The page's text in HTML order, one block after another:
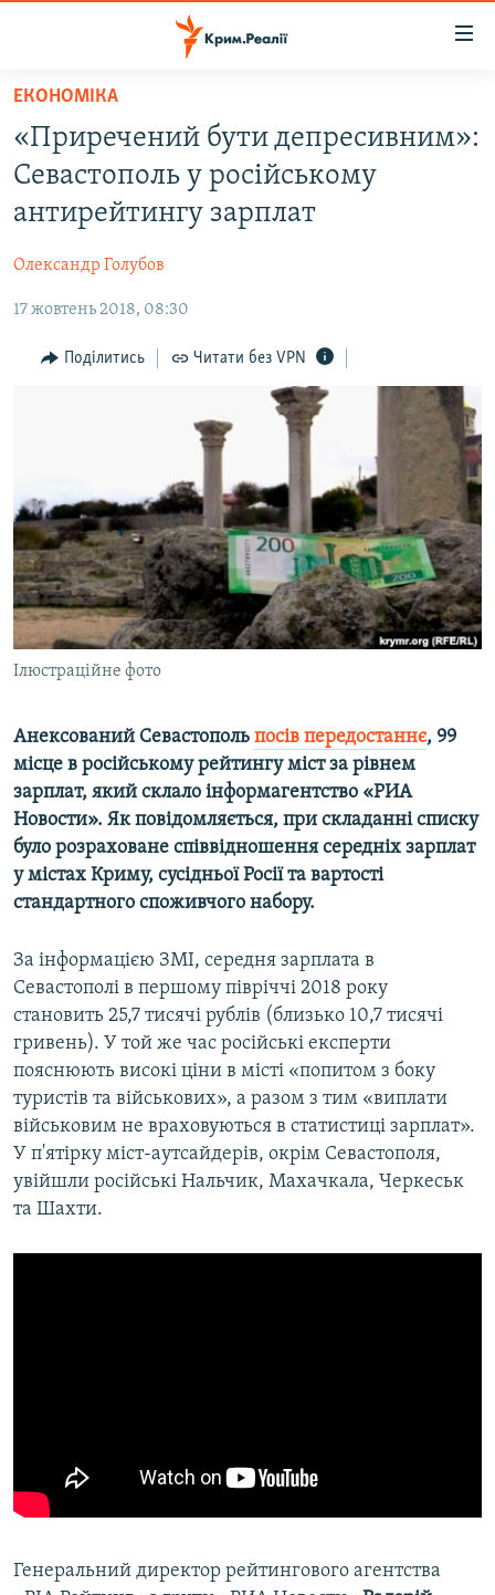
Перейти
основного
матеріалу
до
основної
Перейти
пошуку
ВОДА.КРИМ
ВІДЕО ТА ФОТО
БЛОГИ
ПОГЛЯД
ІНТЕРВ'Ю
ВІДЕОУРОКИ «ELIFBE»
СВІДЧЕННЯ ОКУПАЦІЇ
УКРАЇНСЬКА ПРОБЛЕМА КРИМУ
ІНФОГРАФІКА
ЯК ОБІЙТИ БЛОКУВАННЯ
Русский
Qırımtatar
ДОЛУЧАЙСЯ!
Усі сайти RFE/RL
ЕКОНОМІКА
«Приречений бути депресивним»:
Севастополь у російському
антирейтингу зарплат
Олександр Голубов
17 жовтень 2018, 08:30
Поділитись Читати без VPN
Ілюстраційне фото
Анексований Севастополь посів передостаннє, 99
місце в російському рейтингу міст за рівнем
зарплат, який склало інформагентство «РИА
Новости». Як повідомляється, при складанні списку
було розраховане співвідношення середніх зарплат
у містах Криму, сусідньої Росії та вартості
стандартного споживчого набору.
За інформацією ЗМІ, середня зарплата в
Севастополі в першому півріччі 2018 року
становить 25,7 тисячі рублів (близько 10,7 тисячі
гривень). У той же час російські експерти
пояснюють високі ціни в місті «попитом з боку
туристів та військових», а разом з тим «виплати
військовим не враховуються в статистиці зарплат».
У п'ятірку міст-аутсайдерів, окрім Севастополя,
увійшли російські Нальчик, Махачкала, Черкеськ
та Шахти.
Генеральний директор рейтингового агентства